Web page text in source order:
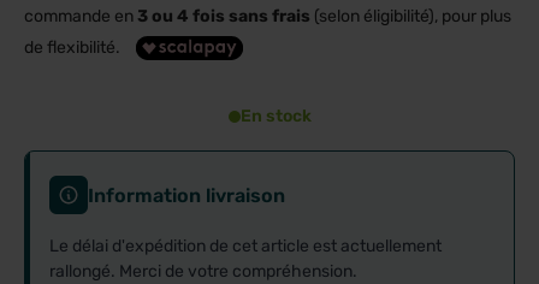
commande en 3 ou 4 fois sans frais (selon éligibilité), pour plus
de flexibilité.
En stock
Information livraison
Le délai d'expédition de cet article est actuellement
rallongé. Merci de votre compréhension.